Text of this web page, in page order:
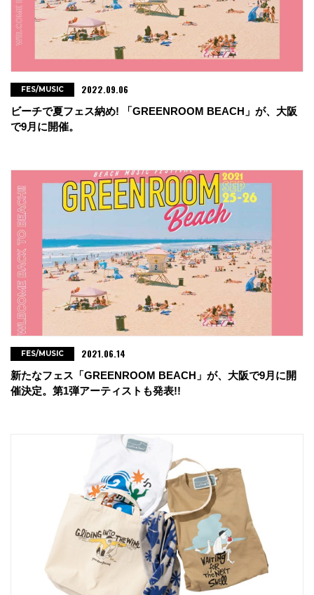
ビーチで夏フェス納め! 「GREENROOM BEACH」が、大阪
で9月に開催。
FES/MUSIC 2022.09.06
新たなフェス「GREENROOM BEACH」が、大阪で9月に開
催決定。第1弾アーティストも発表!!
FES/MUSIC 2021.06.14